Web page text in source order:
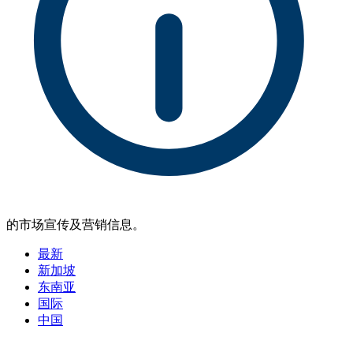
的市场宣传及营销信息。
最新
新加坡
东南亚
国际
中国